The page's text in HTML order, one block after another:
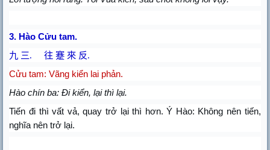
3. Hào Cửu tam.
九 三.往 蹇 來 反.
Cửu tam: Vãng kiển lai phản.
Hào chín ba: Đi kiển, lại thì lại.
Tiến đi thì vất vả, quay trở lại thì hơn. Ý Hào: Không nên tiến,
nghĩa nên trở lại.